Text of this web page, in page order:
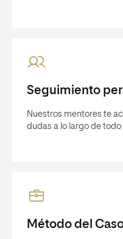
Seguimiento
Nuestros mentores te
dudas a lo largo de todo
Método del